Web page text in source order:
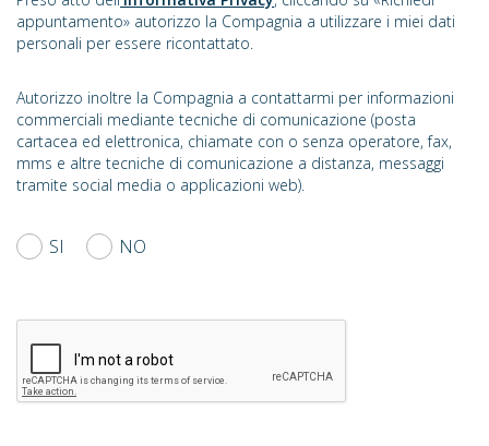
appuntamento» autorizzo la Compagnia a utilizzare i miei dati
personali per essere ricontattato.
Autorizzo inoltre la Compagnia a contattarmi per informazioni
commerciali mediante tecniche di comunicazione (posta
cartacea ed elettronica, chiamate con o senza operatore, fax,
mms e altre tecniche di comunicazione a distanza, messaggi
tramite social media o applicazioni web).
SI NO